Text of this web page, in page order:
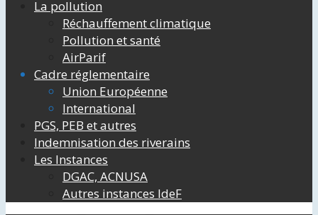
La pollution
Réchauffement climatique
Pollution et santé
AirParif
Cadre réglementaire
Union Européenne
International
PGS, PEB et autres
Indemnisation des riverains
Les Instances
DGAC, ACNUSA
Autres instances IdeF